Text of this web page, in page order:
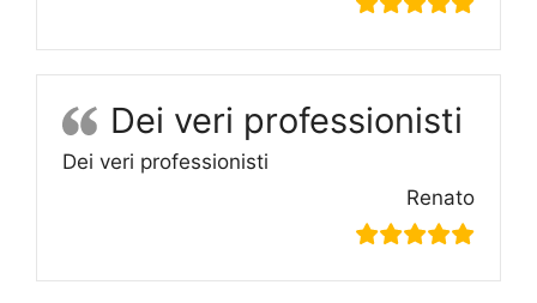
Dei veri professionisti
Dei veri professionisti
Renato